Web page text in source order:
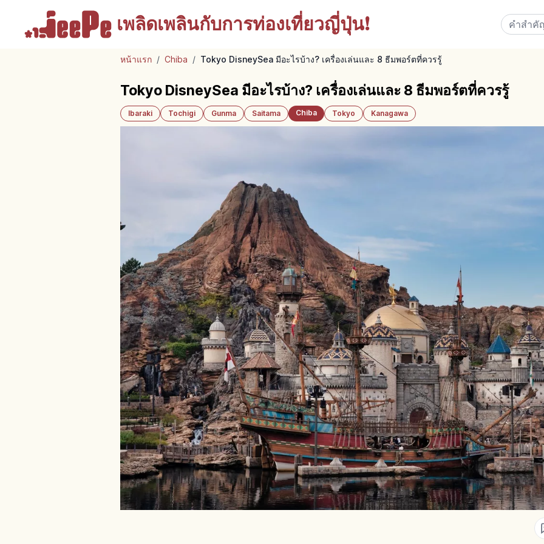
เพลิดเพลินกับการท่องเที่ยวญี่ปุ่น!
หน้าแรก / Chiba / Tokyo DisneySea มีอะไรบ้าง? เครื่องเล่นและ 8 ธีมพอร์ตที่ควรรู้
Tokyo DisneySea มีอะไรบ้าง? เครื่องเล่นและ 8 ธีมพอร์ตที่ควรรู้
Ibaraki Tochigi Gunma Saitama Chiba Tokyo Kanagawa